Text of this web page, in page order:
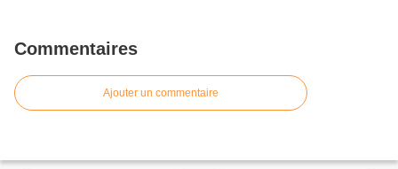
Commentaires
Ajouter un commentaire